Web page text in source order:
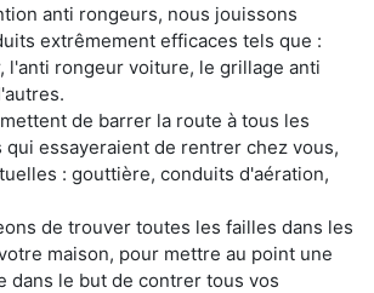
anti rongeurs, nous jouissons
extrêmement efficaces tels que :
l'anti rongeur voiture, le grillage anti
de barrer la route à tous les
qui essayeraient de rentrer chez vous,
: gouttière, conduits d'aération,
de trouver toutes les failles dans les
maison, pour mettre au point une
dans le but de contrer tous vos